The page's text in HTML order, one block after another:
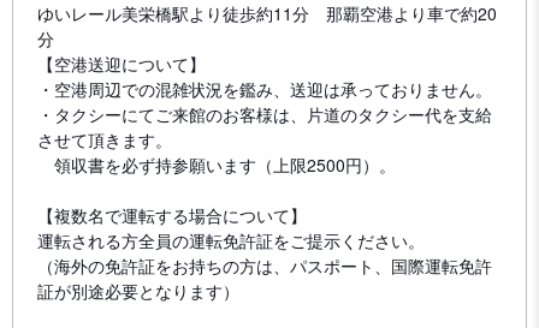
ゆいレール美栄橋駅より徒歩約11分 那覇空港より車で約20
分
【空港送迎について】
・空港周辺での混雑状況を鑑み、送迎は承っておりません。
・タクシーにてご来館のお客様は、片道のタクシー代を支給
させて頂きます。
領収書を必ず持参願います（上限2500円）。
【複数名で運転する場合について】
運転される方全員の運転免許証をご提示ください。
（海外の免許証をお持ちの方は、パスポート、国際運転免許
証が別途必要となります）